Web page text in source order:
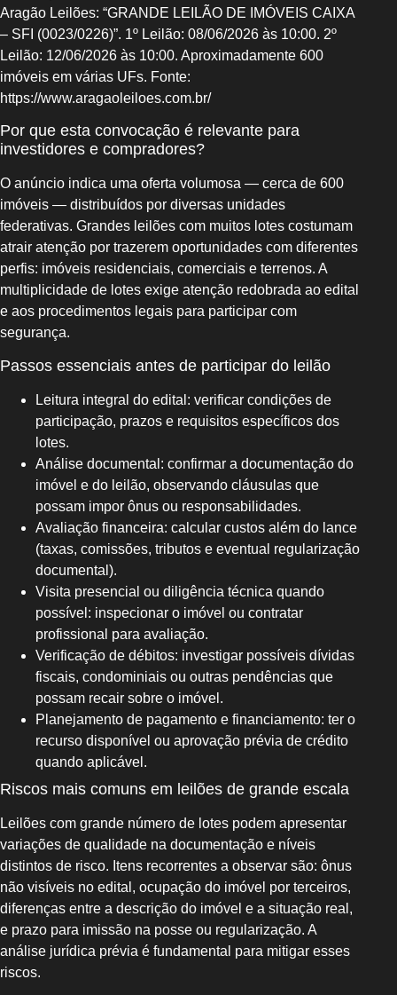
Aragão Leilões: “GRANDE LEILÃO DE IMÓVEIS CAIXA
– SFI (0023/0226)”. 1º Leilão: 08/06/2026 às 10:00. 2º
Leilão: 12/06/2026 às 10:00. Aproximadamente 600
imóveis em várias UFs. Fonte:
https://www.aragaoleiloes.com.br/
Por que esta convocação é relevante para
investidores e compradores?
O anúncio indica uma oferta volumosa — cerca de 600
imóveis — distribuídos por diversas unidades
federativas. Grandes leilões com muitos lotes costumam
atrair atenção por trazerem oportunidades com diferentes
perfis: imóveis residenciais, comerciais e terrenos. A
multiplicidade de lotes exige atenção redobrada ao edital
e aos procedimentos legais para participar com
segurança.
Passos essenciais antes de participar do leilão
Leitura integral do edital: verificar condições de
participação, prazos e requisitos específicos dos
lotes.
Análise documental: confirmar a documentação do
imóvel e do leilão, observando cláusulas que
possam impor ônus ou responsabilidades.
Avaliação financeira: calcular custos além do lance
(taxas, comissões, tributos e eventual regularização
documental).
Visita presencial ou diligência técnica quando
possível: inspecionar o imóvel ou contratar
profissional para avaliação.
Verificação de débitos: investigar possíveis dívidas
fiscais, condominiais ou outras pendências que
possam recair sobre o imóvel.
Planejamento de pagamento e financiamento: ter o
recurso disponível ou aprovação prévia de crédito
quando aplicável.
Riscos mais comuns em leilões de grande escala
Leilões com grande número de lotes podem apresentar
variações de qualidade na documentação e níveis
distintos de risco. Itens recorrentes a observar são: ônus
não visíveis no edital, ocupação do imóvel por terceiros,
diferenças entre a descrição do imóvel e a situação real,
e prazo para imissão na posse ou regularização. A
análise jurídica prévia é fundamental para mitigar esses
riscos.